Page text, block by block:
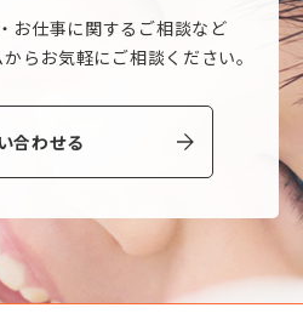
お仕事に関するご相談など
ら お気軽にご相談ください。
合わせる